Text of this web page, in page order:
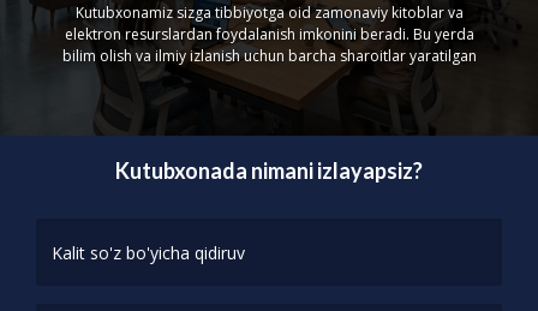
Kutubxonamiz sizga tibbiyotga oid zamonaviy kitoblar va
elektron resurslardan foydalanish imkonini beradi. Bu yerda
bilim olish va ilmiy izlanish uchun barcha sharoitlar yaratilgan
Kutubxonada nimani izlayapsiz?